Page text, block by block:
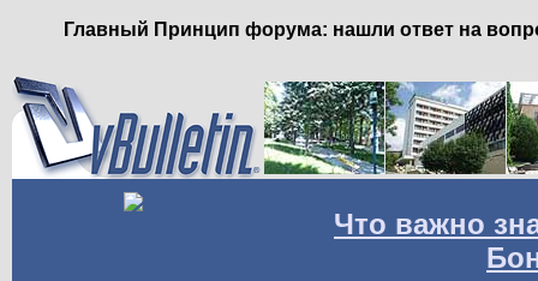
Главный Принцип форума: нашли ответ на
Что важно